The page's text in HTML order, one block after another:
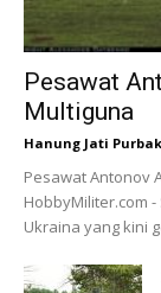
Pesawat
Multiguna
Hanung Jati
Pesawat Antonov
HobbyMiliter.com
Ukraina yang kini